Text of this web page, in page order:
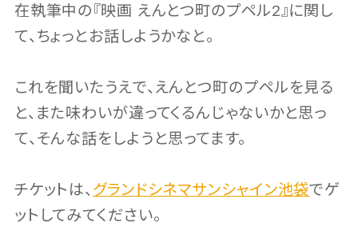
在執筆中の『映画 えんとつ町のプペル2』に関し
て、ちょっとお話しようかなと。
これを聞いたうえで、えんとつ町のプペルを見る
と、また味わいが違ってくるんじゃないかと思っ
て、そんな話をしようと思ってます。
チケットは、グランドシネマサンシャイン池袋でゲ
ットしてみてください。